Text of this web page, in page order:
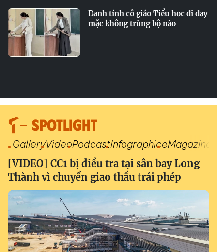
Danh tính cô giáo Tiểu học đi dạy
mặc không trùng bộ nào
SPOTLIGHT
GalleryVideoPodcastInfographiceMagazine
[VIDEO] CC1 bị điều tra tại sân bay Long
Thành vì chuyển giao thầu trái phép